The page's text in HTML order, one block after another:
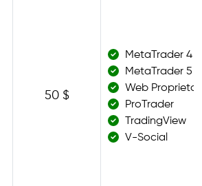
50 $
MetaTrader 4
MetaTrader 5
Web Proprietar
ProTrader
TradingView
V-Social